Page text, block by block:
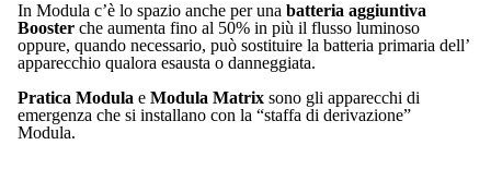
In Modula c’è lo spazio anche per una batteria aggiuntiva
Booster che aumenta fino al 50% in più il flusso luminoso
oppure, quando necessario, può sostituire la batteria primaria dell’
apparecchio qualora esausta o danneggiata.
Pratica Modula e Modula Matrix sono gli apparecchi di
emergenza che si installano con la “staffa di derivazione”
Modula.